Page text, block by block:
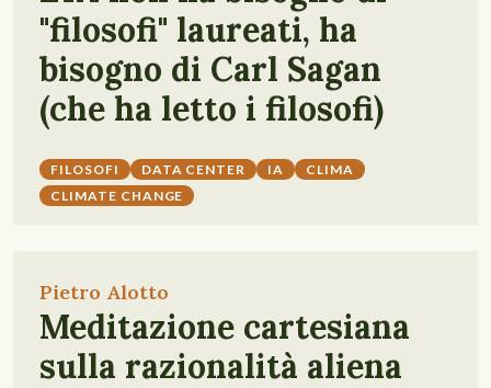
"filosofi" laureati, ha
bisogno di Carl Sagan
(che ha letto i filosofi)
FILOSOFI DATA CENTER IA
CLIMA
CLIMATE CHANGE
Pietro Alotto
Meditazione cartesiana
sulla razionalità aliena